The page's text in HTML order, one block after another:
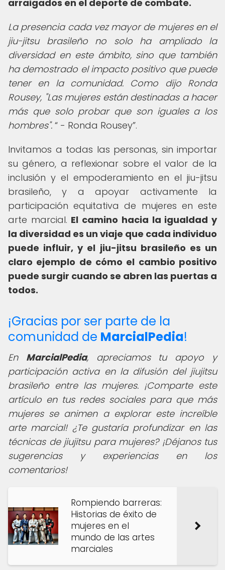
arraigados en el deporte de combate.
La presencia cada vez mayor de mujeres en el
jiu-jitsu brasileño no solo ha ampliado la
diversidad en este ámbito, sino que también
ha demostrado el impacto positivo que puede
tener en la comunidad. Como dijo Ronda
Rousey, "Las mujeres están destinadas a hacer
más que solo probar que son iguales a los
hombres".
- Ronda Rousey .
Invitamos a todas las personas, sin importar
su género, a reflexionar sobre el valor de la
inclusión y el empoderamiento en el jiu-jitsu
brasileño, y a apoyar activamente la
participación equitativa de mujeres en este
arte marcial. El camino hacia la igualdad y
la diversidad es un viaje que cada individuo
puede influir, y el jiu-jitsu brasileño es un
claro ejemplo de cómo el cambio positivo
puede surgir cuando se abren las puertas a
todos.
¡Gracias por ser parte de la
comunidad de MarcialPedia!
En MarcialPedia, apreciamos tu apoyo y
participación activa en la difusión del jiujitsu
brasileño entre las mujeres. ¡Comparte este
artículo en tus redes sociales para que más
mujeres se animen a explorar este increíble
arte marcial! ¿Te gustaría profundizar en las
técnicas de jiujitsu para mujeres? ¡Déjanos tus
sugerencias y experiencias en los
comentarios!
Rompiendo barreras:
Historias de éxito de
mujeres en el
mundo de las artes
marciales